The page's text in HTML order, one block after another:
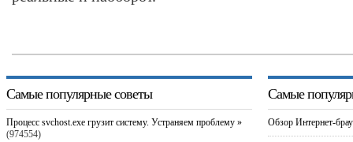
Самые популярные советы
Процесс svchost.exe грузит систему. Устраняем проблему »
(974554)
Самые
Обзор Интернет-